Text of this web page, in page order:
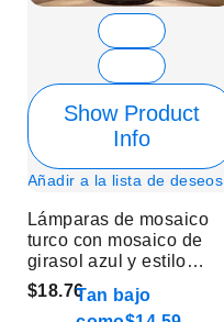
Show Product
Info
Añadir a la lista de deseos
Lámparas de mosaico
turco con mosaico de
girasol azul y estilo
cuello de cisne - Sin
bombilla
$18.76Tan bajo